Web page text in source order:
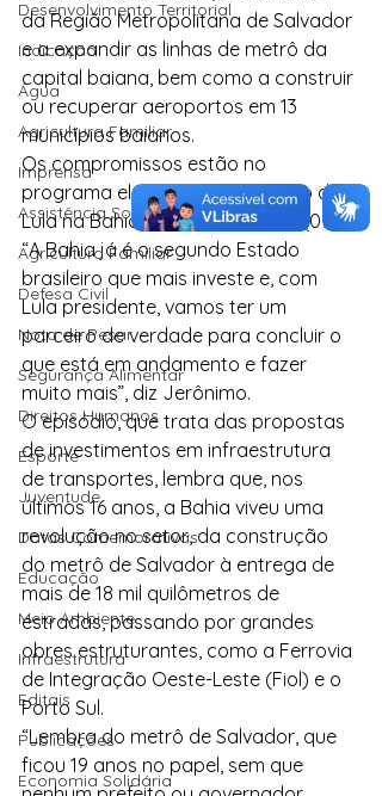
Desenvolvimento Territorial
Indicação
Água
Agricultura Familiar
Imprensa
Assistência Social
Agricultura Familiar
Defesa Civil
Nota de Pesar
Segurança Alimentar
Direitos Humanos
Esporte
Juventude
Datas Comemorativas
Educação
Meio Ambiente
Infraestrutura
Editais
Publicações
Economia Solidária
da Região Metropolitana de Salvador
e a expandir as linhas de metrô da
capital baiana, bem como a construir
ou recuperar aeroportos em 13
municípios baianos.
Os compromissos estão no
programa eleitoral do candidato de
Lula na Bahia desta sexta-feira (09).
“A Bahia já é o segundo Estado
brasileiro que mais investe e, com
Lula presidente, vamos ter um
parceiro de verdade para concluir o
que está em andamento e fazer
muito mais”, diz Jerônimo.
O episódio, que trata das propostas
de investimentos em infraestrutura
de transportes, lembra que, nos
últimos 16 anos, a Bahia viveu uma
revolução no setor, da construção
do metrô de Salvador à entrega de
mais de 18 mil quilômetros de
estradas, passando por grandes
obres estruturantes, como a Ferrovia
de Integração Oeste-Leste (Fiol) e o
Porto Sul.
“Lembra do metrô de Salvador, que
ficou 19 anos no papel, sem que